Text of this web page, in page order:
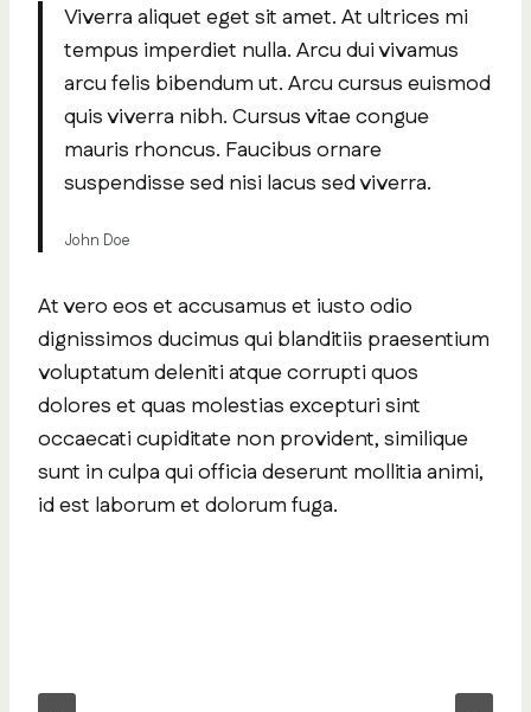
Viverra aliquet eget sit amet. At ultrices mi
tempus imperdiet nulla. Arcu dui vivamus
arcu felis bibendum ut. Arcu cursus euismod
quis viverra nibh. Cursus vitae congue
mauris rhoncus. Faucibus ornare
suspendisse sed nisi lacus sed viverra.
John Doe
At vero eos et accusamus et iusto odio
dignissimos ducimus qui blanditiis praesentium
voluptatum deleniti atque corrupti quos
dolores et quas molestias excepturi sint
occaecati cupiditate non provident, similique
sunt in culpa qui officia deserunt mollitia animi,
id est laborum et dolorum fuga.